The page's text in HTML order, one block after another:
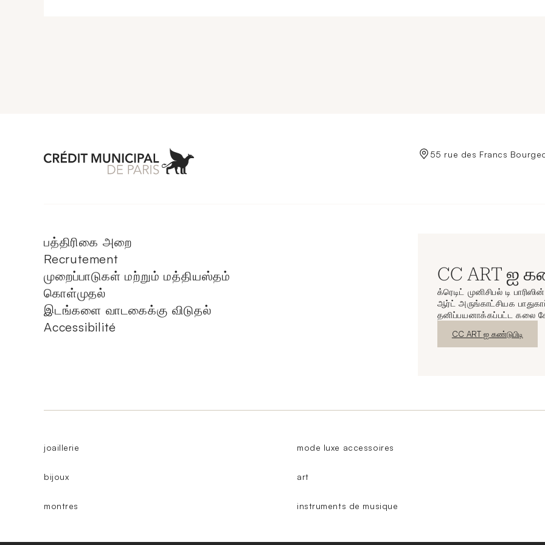
Aller à l'accueil de Crédit Municipal de Paris 55 rue des Francs
பத்திரிகை அறை
Recrutement
முறைப்பாடுகள் மற்றும் மத்தியஸ்தம்
கொள்முதல்
இடங்களை வாடகைக்கு விடுதல்
Accessibilité
CC ART ஐ
க்ரெடிட் முனிசிபல் டி
ஆர்ட் அருங்காட்சியக
தனிப்பயனாக்கப்பட்ட கலை
புதிய சாளரம்
CC ART ஐ கண்டுபிடி
joaillerie
bijoux
montres
mode luxe accessoires
art
instruments de musique